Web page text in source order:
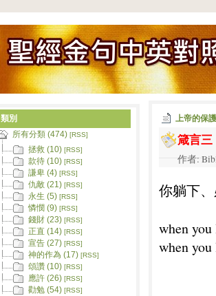
上帝的保護
箴言三
作者:
你躺下
when
when
類別
所有分類 (474) [RSS]
拯救 (10) [RSS]
款待 (10) [RSS]
謙卑 (4) [RSS]
仇敵 (21) [RSS]
永生 (5) [RSS]
憐憫 (9) [RSS]
錢財 (23) [RSS]
正直 (14) [RSS]
宣告 (27) [RSS]
神的作為 (17) [RSS]
頌讚 (10) [RSS]
應許 (26) [RSS]
勸勉 (54) [RSS]